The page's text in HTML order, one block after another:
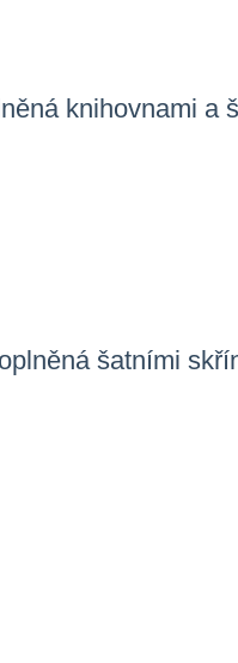
knihovnami a
šatními